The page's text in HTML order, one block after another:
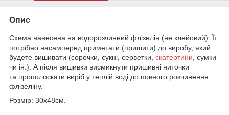
Опис
Схема нанесена на водорозчинний флізелін (не клейовий). Її
потрібно насамперед приметати (пришити) до виробу, який
будете вишивати (сорочки, сукні, серветки, скатертини , сумки
чи ін.). А після вишивки висмикнути пришивні ниточки
та прополоскати виріб у теплій воді до повного розчинення
флізеліну.
Розмір: 30х48см.